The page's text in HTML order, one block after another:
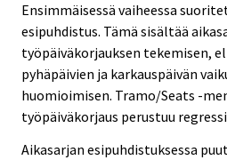
Ensimmäisessä vaiheessa
esipuhdistus. Tämä sisältää
työpäiväkorjauksen tekemisen,
pyhäpäivien ja karkauspäivän
huomioimisen. Tramo/Seats -
työpäiväkorjaus perustuu
Aikasarjan esipuhdistuksessa